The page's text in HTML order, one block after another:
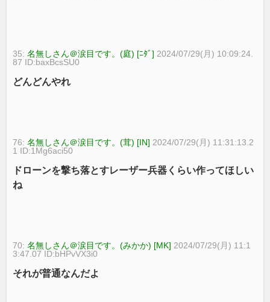
35:名無しさん＠涙目です。(庭) [ﾆﾀﾞ] 2024/07/29(月) 10:09:24.
87 ID:baxBcsSU0
どんどんやれ
76:名無しさん＠涙目です。(茸) [IN] 2024/07/29(月) 11:31:13.2
1 ID:1Mg6aci50
ドローンを撃ち落とすレーザー兵器くらい作ってほしい
ね
70:名無しさん＠涙目です。(みかか) [MK] 2024/07/29(月) 11:1
3:47.07 ID:bHPvVX3i0
それが普通なんだよ